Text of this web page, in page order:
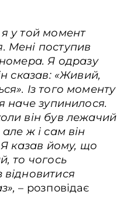
у той момент
Мені поступив
номера. Я одразу
сказав: «Живий,
Із того моменту
наче зупинилося.
він був лежачий
ж і сам він
Я казав йому, що
то чогось
– розповідає